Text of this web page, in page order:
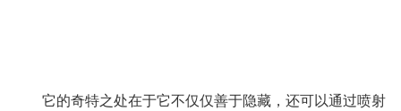
它的奇特之处在于它不仅仅善于隐藏，还可以通过喷射